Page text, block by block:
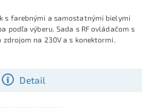
Detail
s farebnými a samostatnými bielymi
podľa výberu. Sada s RF ovládačom s
na 230V a s konektormi.